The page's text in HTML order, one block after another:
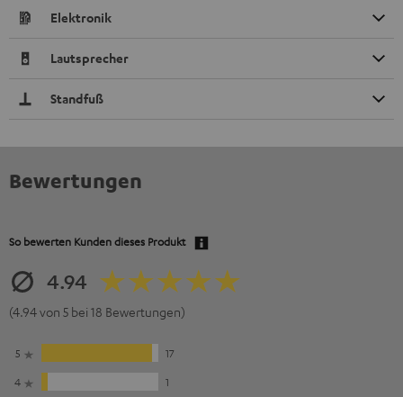
Elektronik
Lautsprecher
Standfuß
Bewertungen
So bewerten Kunden dieses Produkt
4.94
(4.94 von 5 bei 18 Bewertungen)
5
17
4
1